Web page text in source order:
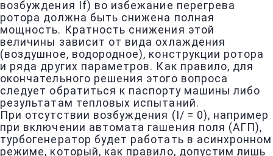
возбуждения If) во избежание перегрева
ротора должна быть снижена полная
мощность. Кратность снижения этой
величины зависит от вида охлаждения
(воздушное, водородное), конструкции ротора
и ряда других параметров. Как правило, для
окончательного решения этого вопроса
следует обратиться к паспорту машины либо
результатам тепловых испытаний.
При отсутствии возбуждения (I/ = 0), например
при включении автомата гашения поля (АГП),
турбогенератор будет работать в асинхронном
режиме, который, как правило, допустим лишь